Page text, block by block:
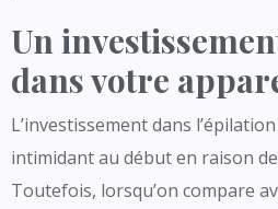
Un
dans votre
L’investissement dans
intimidant au début en raison
Toutefois, lorsqu’on compare